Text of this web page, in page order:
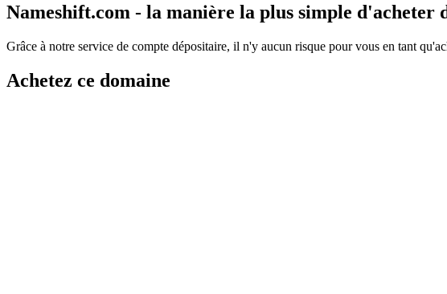
Nameshift.com - la manière la plus simple d'acheter
Grâce à notre service de compte dépositaire, il n'y aucun risque pour vous en tant
Achetez ce domaine